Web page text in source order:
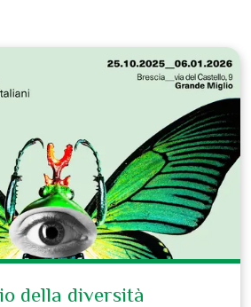
della diversità